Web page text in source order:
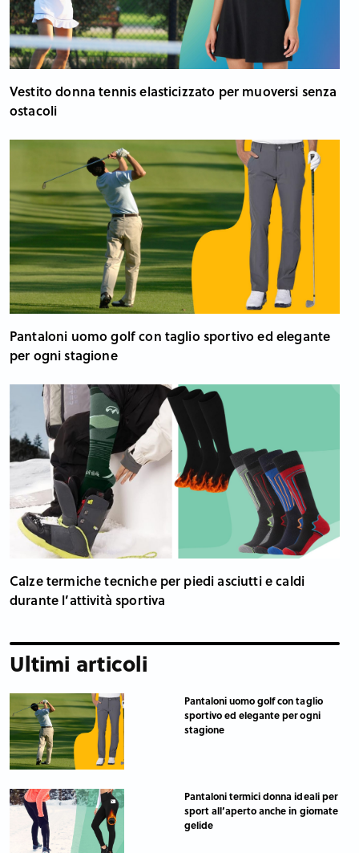
Vestito donna tennis elasticizzato per muoversi senza
ostacoli
Pantaloni uomo golf con taglio sportivo ed elegante
per ogni stagione
Calze termiche tecniche per piedi asciutti e caldi
durante l’attività sportiva
Ultimi articoli
Pantaloni uomo golf con taglio
sportivo ed elegante per ogni
stagione
Pantaloni termici donna ideali per
sport all’aperto anche in giornate
gelide